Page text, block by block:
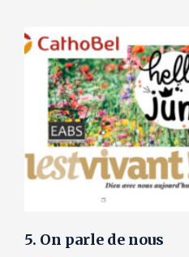
5. On parle de nous